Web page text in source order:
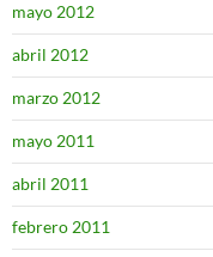
mayo 2012
abril 2012
marzo 2012
mayo 2011
abril 2011
febrero 2011